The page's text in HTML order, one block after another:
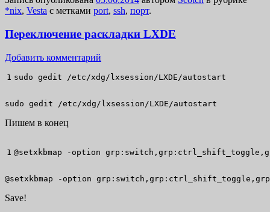
*nix, Vesta с метками port, ssh, порт.
Переключение раскладки LXDE
Добавить комментарий
sudo gedit /etc /xdg /lxsession /LXDE /autostart
sudo gedit /etc/xdg/lxsession/LXDE/autostart
Пишем в конец
@setxkbmap -option
@setxkbmap -option
Save!